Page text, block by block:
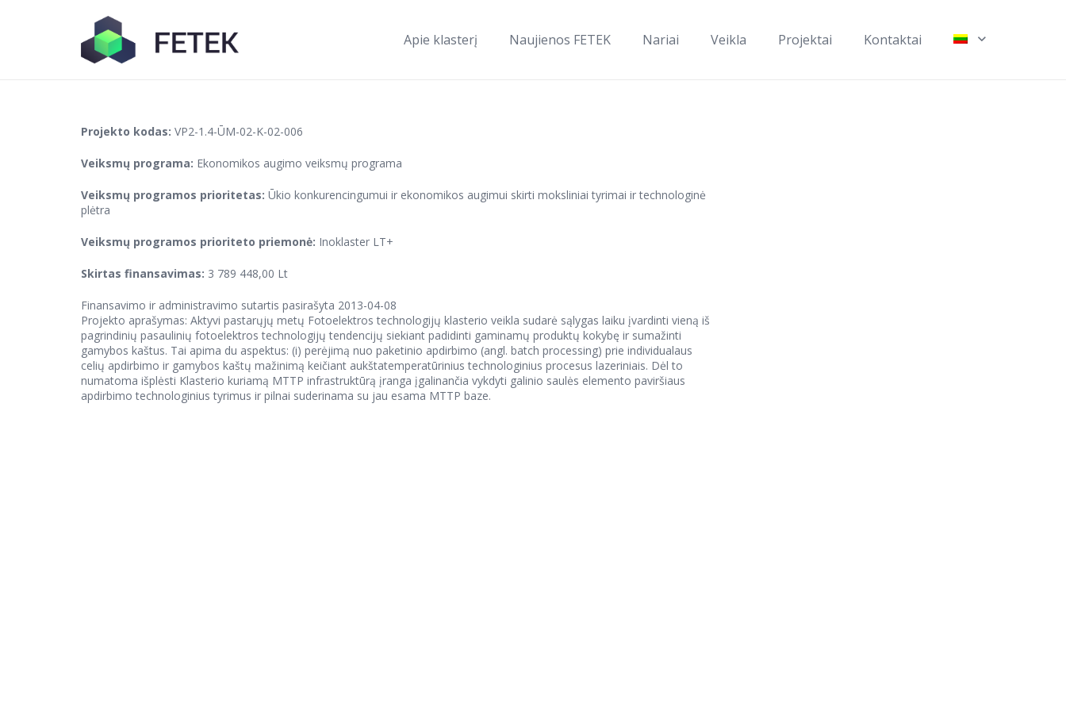
Apie klasterį Naujienos FETEK Nariai Veikla Projektai Kontaktai
Projekto kodas: VP2-1.4-ŪM-02-K-02-006
Veiksmų programa: Ekonomikos augimo veiksmų programa
Veiksmų programos prioritetas: Ūkio konkurencingumui ir ekonomikos augimui skirti moksliniai tyrimai ir technologinė
plėtra
Veiksmų programos prioriteto priemonė: Inoklaster LT+
Skirtas finansavimas: 3 789 448,00 Lt
Finansavimo ir administravimo sutartis pasirašyta 2013-04-08
Projekto aprašymas: Aktyvi pastarųjų metų Fotoelektros technologijų klasterio veikla sudarė sąlygas laiku įvardinti vieną iš
pagrindinių pasaulinių fotoelektros technologijų tendencijų siekiant padidinti gaminamų produktų kokybę ir sumažinti
gamybos kaštus. Tai apima du aspektus: (i) perėjimą nuo paketinio apdirbimo (angl. batch processing) prie individualaus
celių apdirbimo ir gamybos kaštų mažinimą keičiant aukštatemperatūrinius technologinius procesus lazeriniais. Dėl to
numatoma išplėsti Klasterio kuriamą MTTP infrastruktūrą įranga įgalinančia vykdyti galinio saulės elemento paviršiaus
apdirbimo technologinius tyrimus ir pilnai suderinama su jau esama MTTP baze.